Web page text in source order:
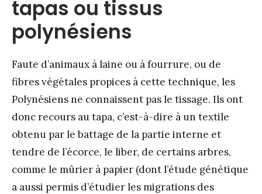
tapas ou tissus
polynésiens
Faute d’animaux à laine ou à fourrure, ou de
fibres végétales propices à cette technique, les
Polynésiens ne connaissent pas le tissage. Ils ont
donc recours au tapa, c’est-à-dire à un textile
obtenu par le battage de la partie interne et
tendre de l’écorce, le liber, de certains arbres,
comme le mûrier à papier (dont l’étude génétique
a aussi permis d’étudier les migrations des